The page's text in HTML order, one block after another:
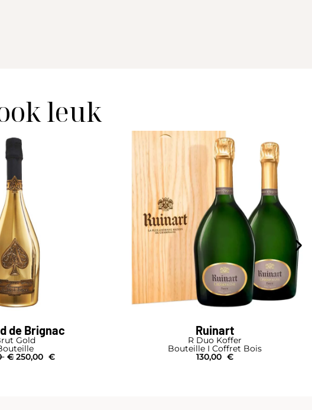
leuk
de Brignac
Gold
€ 250,00 €
Ruinart
R Duo Koffer
Bouteille I Coffret Bois
130,00 €